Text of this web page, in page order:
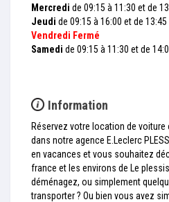
Mercredi de 09:15 à 11:30 et de
Jeudi de 09:15 à 16:00 et de 13:45
Vendredi Fermé
Samedi de 09:15 à 11:30 et de
Information
Réservez votre location de
dans notre agence E.Leclerc
en vacances et vous souhaitez
france et les environs de Le
déménagez, ou simplement
transporter ? Ou bien vous avez